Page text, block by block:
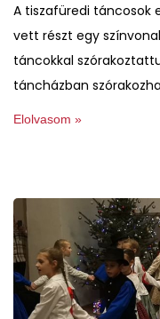
A tiszafüredi táncosok
vett részt egy
táncokkal
táncházban
Elolvasom »